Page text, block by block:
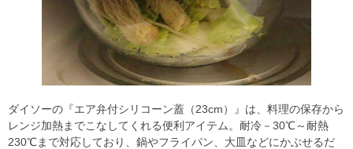
ダイソーの『エア弁付シリコーン蓋（23cm）』は、料理の保存から
レンジ加熱までこなしてくれる便利アイテム。耐冷－30℃～耐熱
230℃まで対応しており、鍋やフライパン、大皿などにかぶせるだ